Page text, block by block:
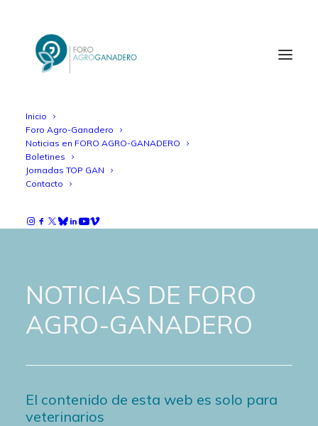
Inicio
Foro Agro-Ganadero
Noticias en FORO AGRO-GANADERO
Boletines
Jornadas TOP GAN
Contacto
NOTICIAS DE FORO
AGRO-GANADERO
El contenido de esta web es solo para
veterinarios